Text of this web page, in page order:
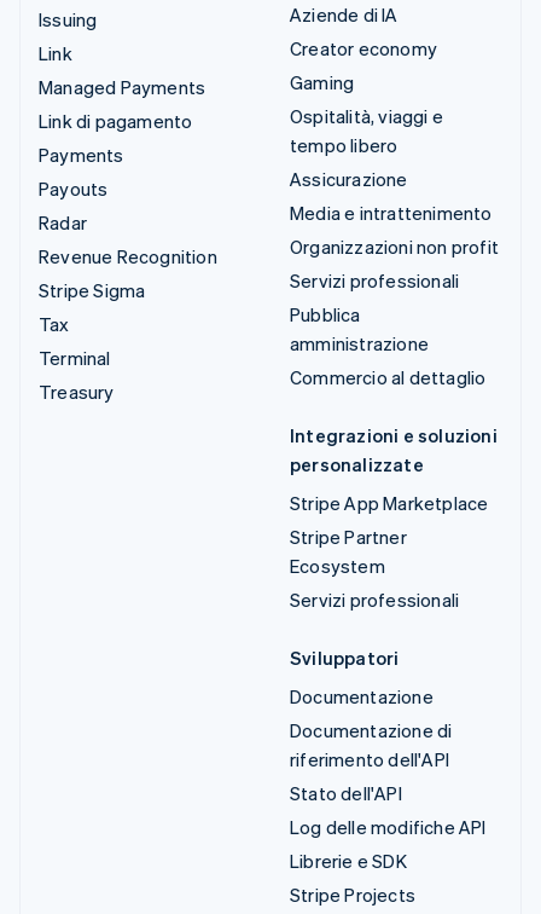
Issuing
Link
Managed Payments
Link di pagamento
Payments
Payouts
Radar
Revenue Recognition
Stripe Sigma
Tax
Terminal
Treasury
Aziende di IA
Creator economy
Gaming
Ospitalità, viaggi e
tempo libero
Assicurazione
Media e intrattenimento
Organizzazioni non profit
Servizi professionali
Pubblica
amministrazione
Commercio al dettaglio
Integrazioni e soluzioni
personalizzate
Stripe App Marketplace
Stripe Partner
Ecosystem
Servizi professionali
Sviluppatori
Documentazione
Documentazione di
riferimento dell'API
Stato dell'API
Log delle modifiche API
Librerie e SDK
Stripe Projects